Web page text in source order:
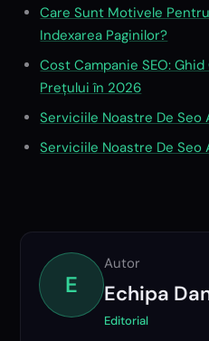
Care Sunt Motivele
Indexarea Paginilor?
Cost Campanie SEO:
Prețului în 2026
Serviciile Noastre De Seo
Serviciile Noastre De Seo
E
Autor
Echipa
Editorial